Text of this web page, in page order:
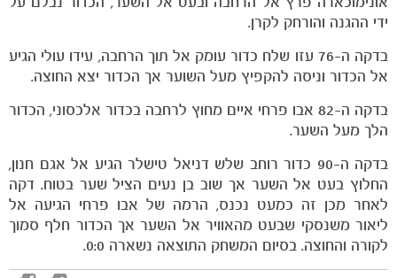
ידי ההגנה והורחק לקרן.
בדקה ה-76 עזו שלח כדור עומק אל תוך הרחבה, עידו עולי הגיע
אל הכדור וניסה להקפיץ מעל השוער אך הכדור יצא החוצה.
בדקה ה-82 אבו פרחי איים מחוץ לרחבה בכדור אלכסוני, הכדור
הלך מעל השער.
בדקה ה-90 כדור רוחב שלש דניאל טישלר הגיע אל אגם חנון,
החלוץ בעט אל השער אך שוב בן נעים הציל שער בטוח. דקה
לאחר מכן זה כמעט נכנס, הרמה של אבו פרחי הגיעה אל
ליאור משנסקי שבעט מהאוויר אל השער אך הכדור חלף סמוך
לקורה והחוצה. בסיום המשחק התוצאה נשארה 0:0.